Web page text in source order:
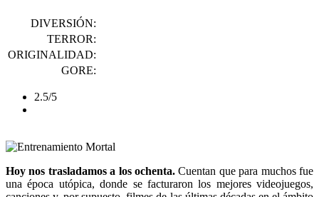
DIVERSIÓN:
TERROR:
ORIGINALIDAD:
GORE:
2.5/5
Hoy nos trasladamos a los ochenta.Cuentan que para muchos fue
una época utópica, donde se facturaron los mejores videojuegos,